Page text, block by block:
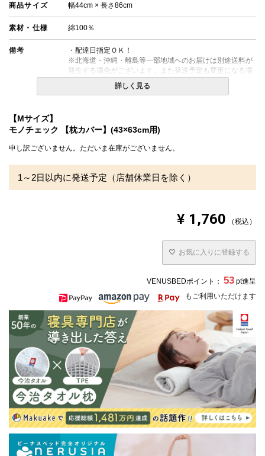
商品サイズ 幅44cm × 長さ86cm
素材・仕様 綿100％
備考
・配達日指定ＯＫ！
※北海道・沖縄・離島等一部地域へのお届けは別途送料が
発生する場合がございます。また発送予定も変更になる場
合があります。
詳しく見る
【Mサイズ】
モノチェック 【枕カバー】(43×63cm用)
申し訳ございません。ただいま在庫がございません。
1～2日以内に発送予定（店舗休業日を除く）
¥ 1,760 税込
お気に入りに登録する
VENUSBEDポイント： 53 pt進呈
もご利用いただけます